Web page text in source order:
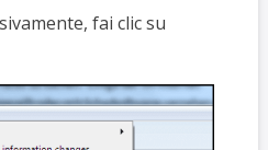
fai clic su